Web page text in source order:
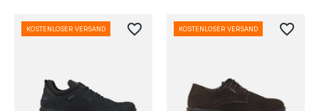
KOSTENLOSER VERSAND favorite_border KOSTENLOSER VERSAND favorite_border